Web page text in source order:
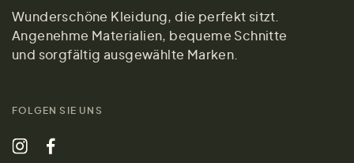
Wunderschöne Kleidung, die perfekt sitzt.
Angenehme Materialien, bequeme Schnitte
und sorgfältig ausgewählte Marken.
FOLGEN SIE UNS